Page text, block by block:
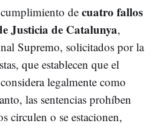
de cuatro fallos
Justicia de Catalunya,
Supremo, solicitados por la
que establecen que el
legalmente como
las sentencias prohíben
circulen o se estacionen,